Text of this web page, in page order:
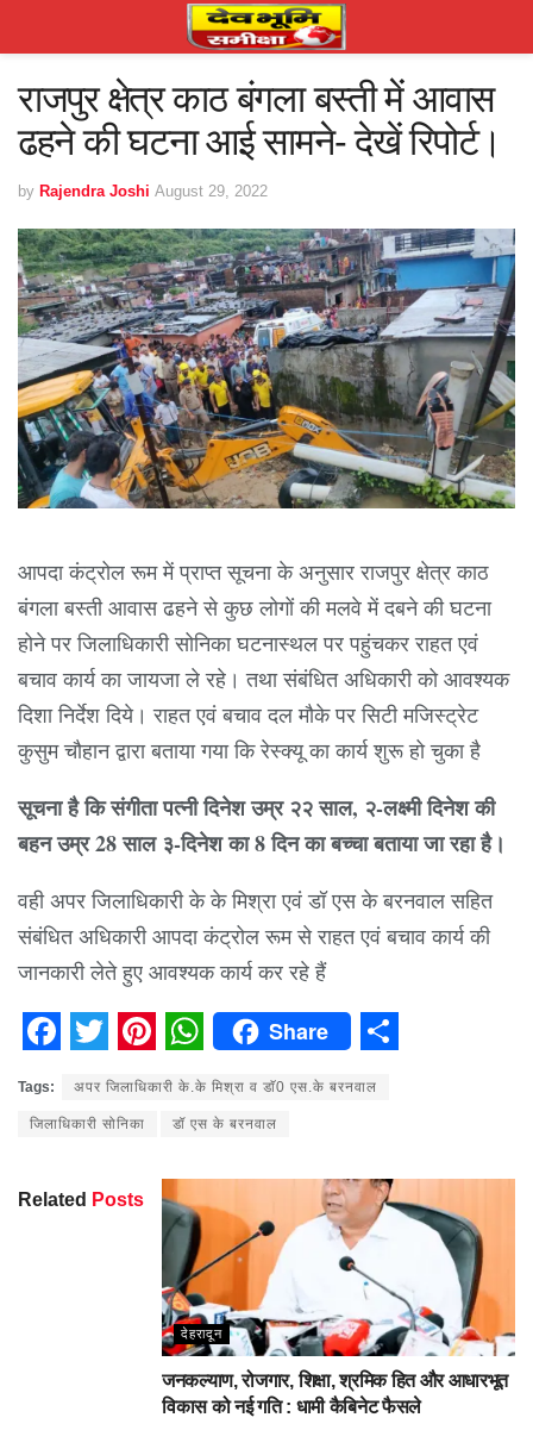
राजपुर क्षेत्र काठ बंगला बस्ती में आवास
ढहने की घटना आई सामने- देखें रिपोर्ट।
by Rajendra Joshi August 29, 2022
आपदा कंट्रोल रूम में प्राप्त सूचना के अनुसार राजपुर क्षेत्र काठ
बंगला बस्ती आवास ढहने से कुछ लोगों की मलवे में दबने की घटना
होने पर जिलाधिकारी सोनिका घटनास्थल पर पहुंचकर राहत एवं
बचाव कार्य का जायजा ले रहे। तथा संबंधित अधिकारी को आवश्यक
दिशा निर्देश दिये। राहत एवं बचाव दल मौके पर सिटी मजिस्ट्रेट
कुसुम चौहान द्वारा बताया गया कि रेस्क्यू का कार्य शुरू हो चुका है
सूचना है कि संगीता पत्नी दिनेश उम्र २२ साल, २-लक्ष्मी दिनेश की
बहन उम्र 28 साल ३-दिनेश का 8 दिन का बच्चा बताया जा रहा है।
वही अपर जिलाधिकारी के के मिश्रा एवं डॉ एस के बरनवाल सहित
संबंधित अधिकारी आपदा कंट्रोल रूम से राहत एवं बचाव कार्य की
जानकारी लेते हुए आवश्यक कार्य कर रहे हैं
Facebook
TwitterPinterest
WhatsApp
Share
Tags: अपर जिलाधिकारी के.के मिश्रा व डाॅ0 एस.के बरनवाल
जिलाधिकारी सोनिका डॉ एस के बरनवाल
Related Posts
देहरादून
जनकल्याण, रोजगार, शिक्षा, श्रमिक हित और आधारभूत
विकास को नई गति : धामी कैबिनेट फैसले